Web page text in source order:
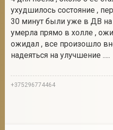
ухудшилось состояние ,
30 минут были уже в ДВ на
умерла прямо в холле ,
ожидал , все произошло
надеяться на улучшение .....
+375296774464